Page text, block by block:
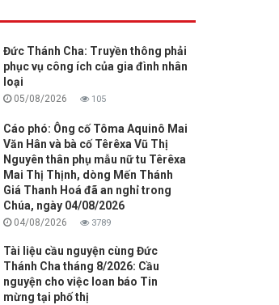
Đức Thánh Cha: Truyền thông phải
phục vụ công ích của gia đình nhân
loại
05/08/2026 105
Cáo phó: Ông cố Tôma Aquinô Mai
Văn Hân và bà cố Têrêxa Vũ Thị
Nguyên thân phụ mẫu nữ tu Têrêxa
Mai Thị Thịnh, dòng Mến Thánh
Giá Thanh Hoá đã an nghỉ trong
Chúa, ngày 04/08/2026
04/08/2026 3789
Tài liệu cầu nguyện cùng Đức
Thánh Cha tháng 8/2026: Cầu
nguyện cho việc loan báo Tin
mừng tại phố thị